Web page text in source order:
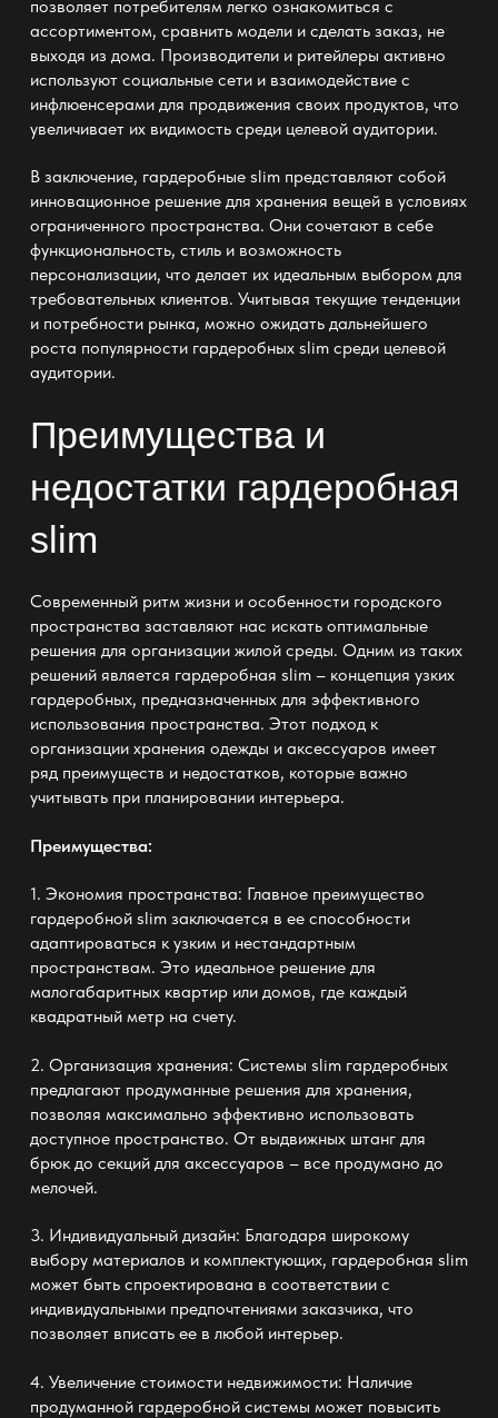
позволяет потребителям легко ознакомиться с
ассортиментом, сравнить модели и сделать заказ, не
выходя из дома. Производители и ритейлеры активно
используют социальные сети и взаимодействие с
инфлюенсерами для продвижения своих продуктов, что
увеличивает их видимость среди целевой аудитории.
В заключение, гардеробные slimпредставляют собой
инновационное решение для хранения вещей в условиях
ограниченного пространства. Они сочетают в себе
функциональность, стиль и возможность
персонализации, что делает их идеальным выбором для
требовательных клиентов. Учитывая текущие тенденции
и потребности рынка, можно ожидать дальнейшего
роста популярности гардеробных slimсреди целевой
аудитории.
Преимущества и
недостатки гардеробная
slim
Современный ритм жизни и особенности городского
пространства заставляют нас искать оптимальные
решения для организации жилой среды. Одним из таких
решений является гардеробная slim– концепция узких
гардеробных, предназначенных для эффективного
использования пространства. Этот подход к
организации хранения одежды и аксессуаров имеет
ряд преимуществ и недостатков, которые важно
учитывать при планировании интерьера.
Преимущества:
1. Экономия пространства: Главное преимущество
гардеробной slimзаключается в ее способности
адаптироваться к узким и нестандартным
пространствам. Это идеальное решение для
малогабаритных квартир или домов, где каждый
квадратный метр на счету.
2. Организация хранения: Системы slim гардеробных
предлагают продуманные решения для хранения,
позволяя максимально эффективно использовать
доступное пространство. От выдвижных штанг для
брюк до секций для аксессуаров – все продумано до
мелочей.
3. Индивидуальный дизайн: Благодаря широкому
выбору материалов и комплектующих, гардеробная slim
может быть спроектирована в соответствии с
индивидуальными предпочтениями заказчика, что
позволяет вписать ее в любой интерьер.
4. Увеличение стоимости недвижимости: Наличие
продуманной гардеробной системы может повысить